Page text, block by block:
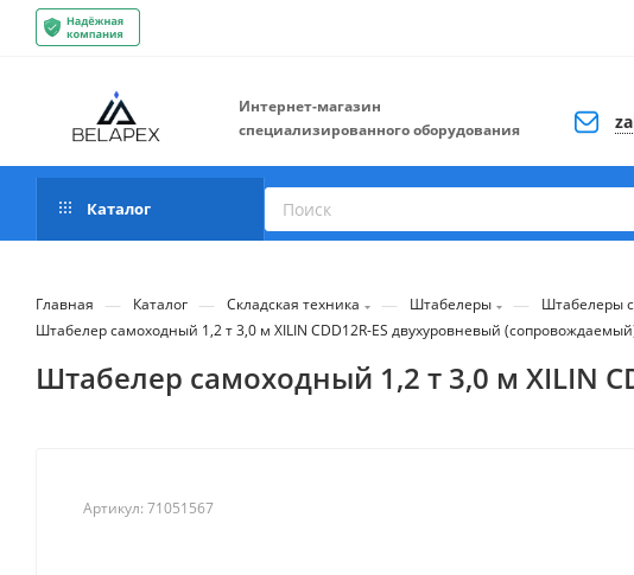
Интернет-магазин
специализированного оборудования
Каталог
Главная — Каталог — Складская техника — Штабелеры — Штабелеры
Штабелер самоходный 1,2 т 3,0 м XILIN CDD12R-ES двухуровневый
Штабелер самоходный 1,2 т 3,0 м XILIN
Артикул: 71051567